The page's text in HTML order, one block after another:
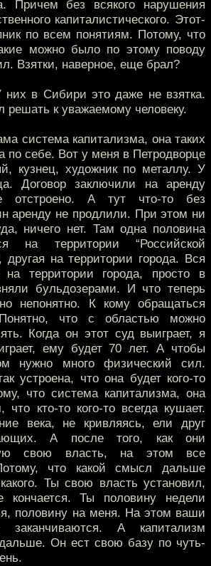
Причем без всякого нарушения
капиталистического. Этот-
по всем понятиям. Потому, что
можно было по этому поводу
Взятки, наверное, еще брал?
них в Сибири это даже не взятка.
решать к уважаемому человеку.
система капитализма, она таких
по себе. Вот у меня в Петродворце
кузнец, художник по металлу. У
Договор заключили на аренду
отстроено. А тут что-то без
аренду не продлили. При этом ни
ничего нет. Там одна половина
на территории “Российской
другая на территории города. Вся
на территории города, просто в
бульдозерами. И что теперь
непонятно. К кому обращаться
что с областью можно
Когда он этот суд выиграет, я
ему будет 70 лет. А чтобы
нужно много физический сил.
устроена, что она будет кого-то
что система капитализма, она
что кто-то кого-то всегда кушает.
века, не кривляясь, ели друг
А после того, как они
свою власть, на этом все
что какой смысл дальше
Ты свою власть установил,
кончается. Ты половину недели
половину на меня. На этом ваши
заканчиваются. А капитализм
Он ест свою базу по чуть-